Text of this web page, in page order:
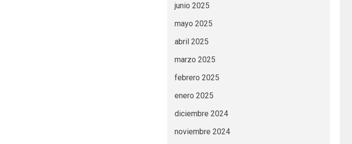
junio 2025
mayo 2025
abril 2025
marzo 2025
febrero 2025
enero 2025
diciembre 2024
noviembre 2024